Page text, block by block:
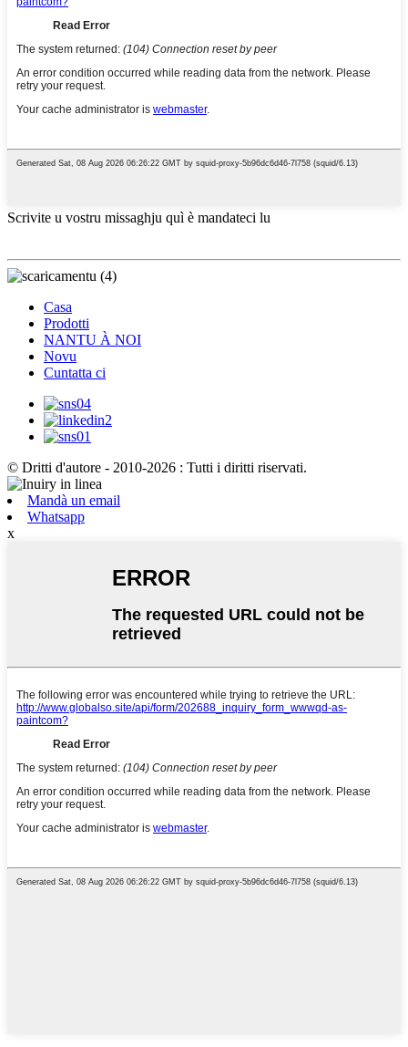
Scrivite u vostru missaghju quì è mandateci lu
Casa
Prodotti
NANTU À NOI
Novu
Cuntatta ci
© Dritti d'autore - 2010-2026 : Tutti i diritti riservati.
Mandà un email
Whatsapp
x